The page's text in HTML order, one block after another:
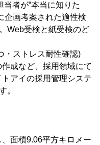
当者が“本当に知りた
企画考案された適性検
Web受検と紙受検のど
・ストレス耐性確認)
成など、採用領域にて
アイの採用管理システ
。
面積9.06平方キロメー